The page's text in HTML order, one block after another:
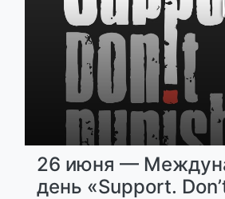
26 июня —
день «Support.